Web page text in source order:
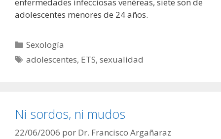
adolescentes menores de 24 años.
Categorías
Sexología
Etiquetas
adolescentes, ETS,sexualidad
Ni sordos, ni mudos
22/06/2006 por Dr. Francisco Argañaraz